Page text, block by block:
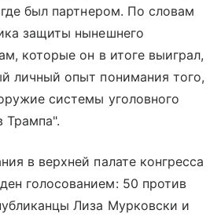
был партнером. По словам
защиты нынешнего
которые он в итоге выиграл,
личный опыт понимания того,
системы уголовного
Трампа".
в верхней палате конгресса
голосованием: 50 против
Лиза Мурковски и